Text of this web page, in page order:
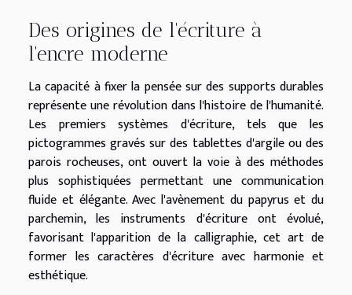
Des origines de l'écriture à
l'encre moderne
La capacité à fixer la pensée sur des supports durables
représente une révolution dans l'histoire de l'humanité.
Les premiers systèmes d'écriture, tels que les
pictogrammes gravés sur des tablettes d'argile ou des
parois rocheuses, ont ouvert la voie à des méthodes
plus sophistiquées permettant une communication
fluide et élégante. Avec l'avènement du papyrus et du
parchemin, les instruments d'écriture ont évolué,
favorisant l'apparition de la calligraphie, cet art de
former les caractères d'écriture avec harmonie et
esthétique.